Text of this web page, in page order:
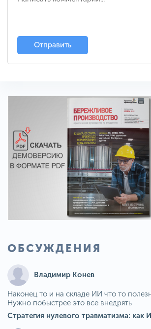
Отправить
ОБСУЖДЕНИЯ
Владимир Конев
Наконец то и на складе ИИ что то
Нужно побыстрее это все внедрять